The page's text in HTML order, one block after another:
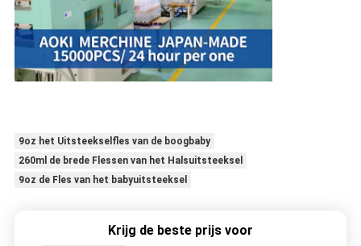
9oz het Uitsteekselfles van de boogbaby
260ml de brede Flessen van het Halsuitsteeksel
9oz de Fles van het babyuitsteeksel
Krijg de beste prijs voor